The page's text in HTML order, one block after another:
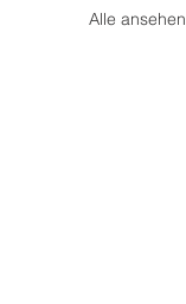
Alle ansehen